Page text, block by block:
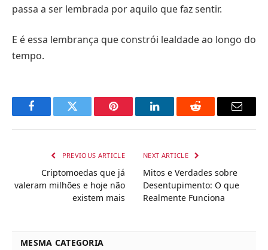
passa a ser lembrada por aquilo que faz sentir.
E é essa lembrança que constrói lealdade ao longo do
tempo.
FacebookTwitter Pinterest LinkedInReddit Email
PREVIOUS ARTICLE
Criptomoedas que já
valeram milhões e hoje não
existem mais
NEXT ARTICLE
Mitos e Verdades sobre
Desentupimento: O que
Realmente Funciona
MESMA CATEGORIA